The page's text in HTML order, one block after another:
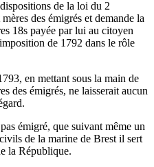
de la loi du 2
des émigrés et demande la
18s payée par lui au citoyen
de 1792 dans le rôle
en mettant sous la main de
des émigrés, ne laisserait aucun
émigré, que suivant même un
de la marine de Brest il sert
la République.